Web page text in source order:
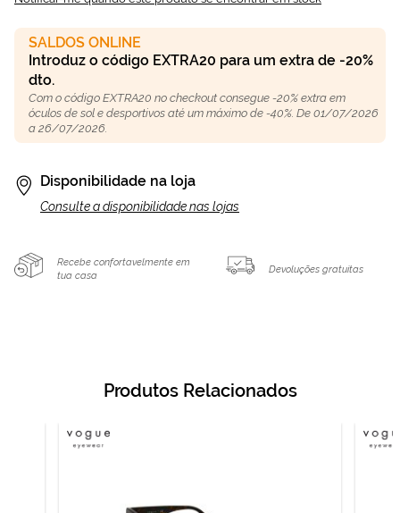
SALDOS ONLINE
Introduz o código EXTRA20 para um extra de -20%
dto.
Com o código EXTRA20 no checkout consegue -20% extra em
óculos de sol e desportivos até um máximo de -40%. De 01/07/2026
a 26/07/2026.
Disponibilidade na loja
Consulte a disponibilidade nas lojas
Recebe confortavelmente em
tua casa
Devoluções gratuitas
Produtos Relacionados